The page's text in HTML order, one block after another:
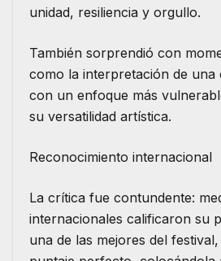
unidad, resiliencia y orgullo.
También sorprendió con
como la interpretación de una
con un enfoque más
su versatilidad artística.
Reconocimiento internacional
La crítica fue contundente:
internacionales calificaron su
una de las mejores del